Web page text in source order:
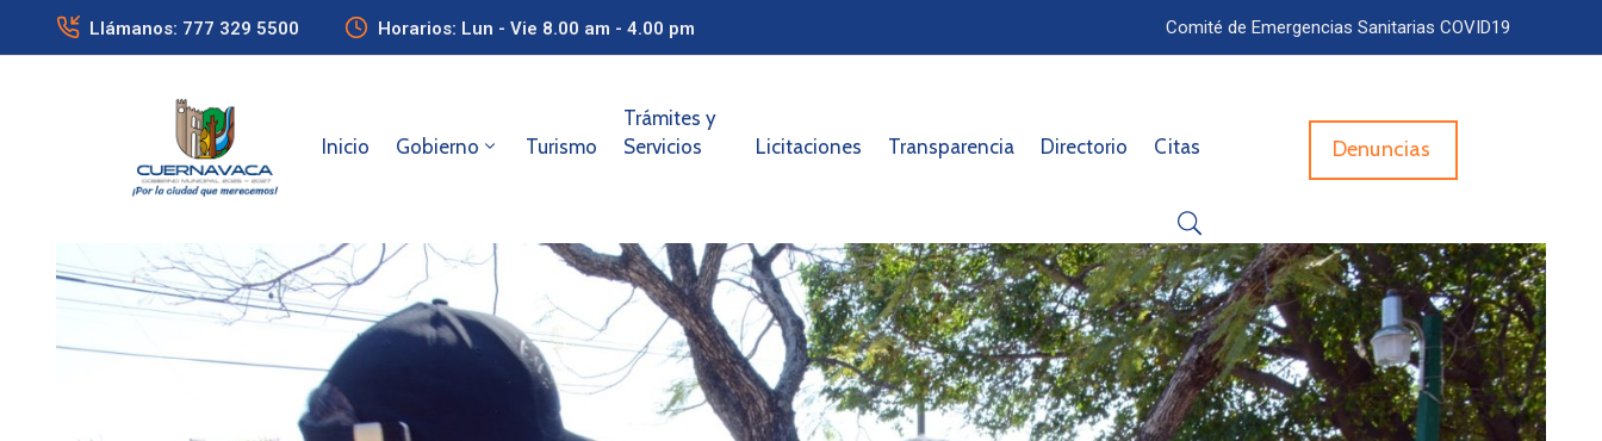
Llámanos: 777 329 5500 Horarios: Lun - Vie 8.00 am - 4.00 pm Comité de Emergencias Sanitarias COVID19
Inicio Gobierno Turismo
Trámites y
Servicios
Licitaciones Transparencia Directorio Citas Denuncias